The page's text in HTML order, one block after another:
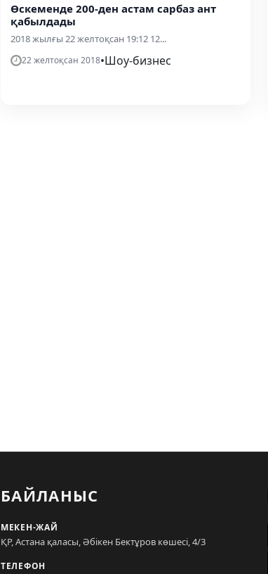
Өскеменде 200-ден астам сарбаз ант
қабылдады
2018 жылғы 22 желтоқсан 19:12 12...
22 желтоқсан 2018•Шоу-бизнес
БАЙЛАНЫС
МЕКЕН-ЖАЙ
ҚР, Астана қаласы, Әбікен Бектұров көшесі, 4/3
ТЕЛЕФОН